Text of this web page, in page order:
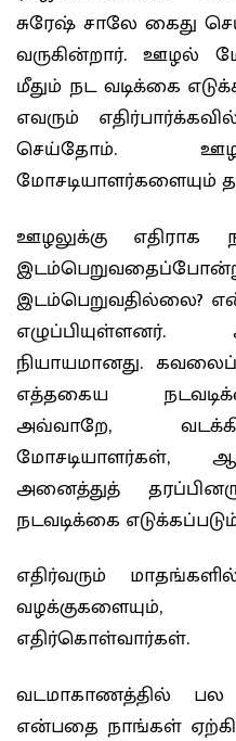
சுரேஷ் சாலே கைது
வருகின்றார். ஊழல்
மீதும் நட வடிக்கை
எவரும்
செய்தோம்.
மோசடியாளர்களையும்
ஊழலுக்கு எதிராக
இடம்பெறுவதில்லை?
நியாயமானது.
எத்தகைய
அவ்வாறே,
மோசடியாளர்கள்,
அனைத்துத்
நடவடிக்கை
எதிர்வரும்
வழக்குகளையும்,
எதிர்கொள்வார்கள்.
வடமாகாணத்தில்
என்பதை நாங்கள்